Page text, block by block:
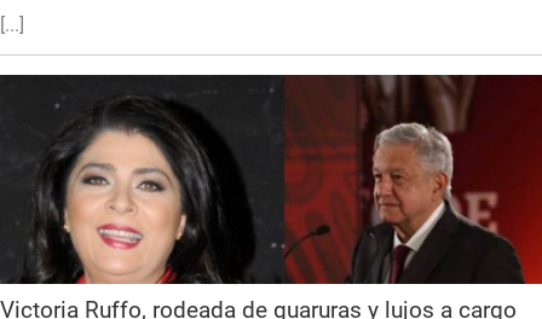
[...]
Victoria Ruffo, rodeada de guaruras y lujos a cargo